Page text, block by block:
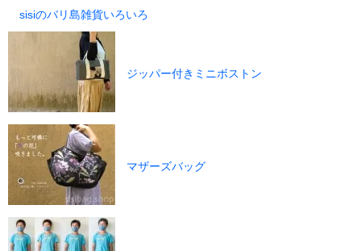
sisiのバリ島雑貨いろいろ
ジッパー付きミニボストン
マザーズバッグ